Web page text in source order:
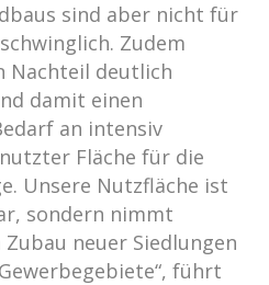
sind aber nicht für
Zudem
Nachteil deutlich
damit einen
an intensiv
Fläche für die
Unsere Nutzfläche ist
sondern nimmt
neuer Siedlungen
führt